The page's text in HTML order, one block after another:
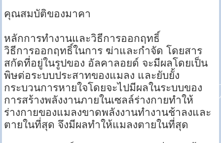
คุณสมบัติของมาคา
หลักการทำงานและวิธีการออกฤทธิ์
วิธีการออกฤทธิ์ในการ ฆ่าและกำจัด โดยสาร
สกัดที่อยู่ในรูปของ อัลคาลอยด์ จะมีผลโดยเป็น
พิษต่อระบบประสาทของแมลง และยับยั้ง
กระบวนการหายใจโดยจะไปมีผลในระบบของ
การสร้างพลังงานภายในเซลล์ร่างกายทำให้
ร่างกายของแมลงขาดพลังงานทำงานช้าลงและ
ตายในที่สุด จึงมีผลทำให้แมลงตายในที่สุด